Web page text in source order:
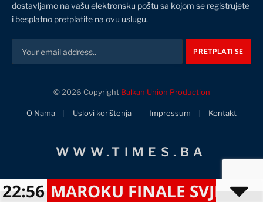
dostavljamo na vašu elektronsku poštu sa kojom se registrujete
i besplatno pretplatite na ovu uslugu.
© 2026 Copyright Balkan Union Production
O Nama Uslovi korištenja Impressum Kontakt
WWW.TIMES.BA
FINALE SVJETSKOG
22:56